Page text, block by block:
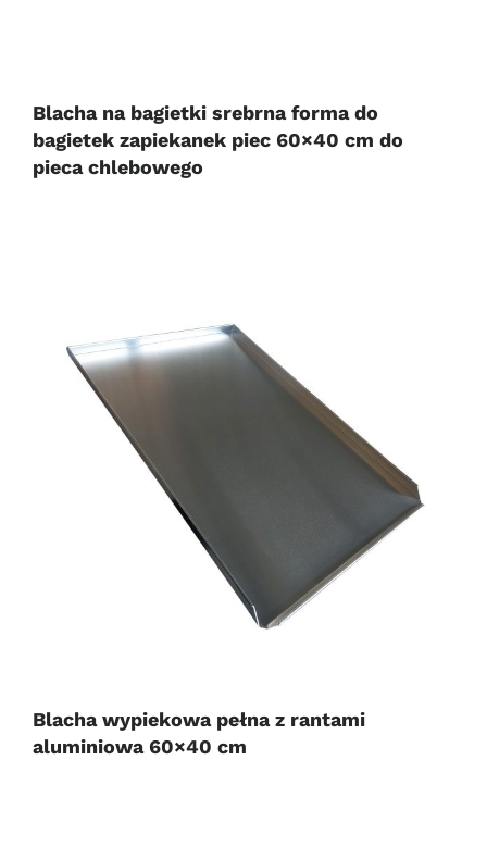
Blacha na bagietki srebrna forma do
bagietek zapiekanek piec 60×40 cm do
pieca chlebowego
Blacha wypiekowa pełna z rantami
aluminiowa 60×40 cm